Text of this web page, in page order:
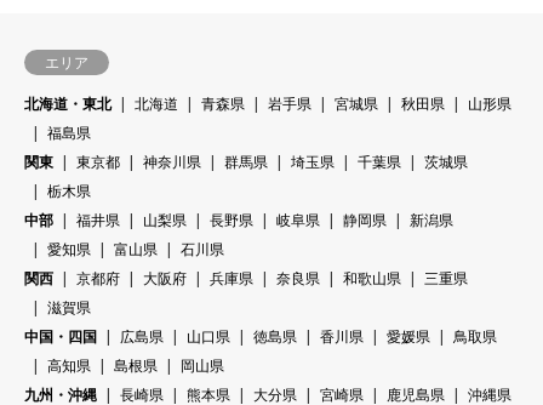
エリア
北海道・東北
北海道 青森県 岩手県 宮城県 秋田県
山形県
福島県
関東
東京都 神奈川県 群馬県 埼玉県 千葉県
茨城県
栃木県
中部
福井県 山梨県 長野県 岐阜県 静岡県
新潟県
愛知県
富山県
石川県
関西
京都府 大阪府 兵庫県 奈良県 和歌山県
三重県
滋賀県
中国・四国
広島県 山口県 徳島県 香川県 愛媛県
鳥取県
高知県
島根県
岡山県
九州・沖縄
長崎県 熊本県 大分県 宮崎県 鹿児島県
沖縄県